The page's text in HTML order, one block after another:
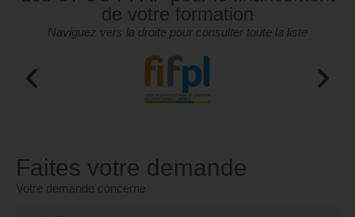
de votre formation
Naviguez vers la droite pour consulter toute la liste
Faites votre demande
Votre demande concerne